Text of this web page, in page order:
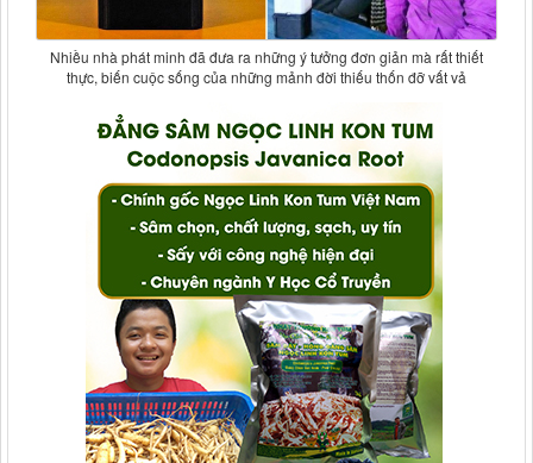
Nhiều nhà phát minh đã đưa ra những ý tưởng đơn giản mà rất thiết
thực, biến cuộc sống của những mảnh đời thiếu thốn đỡ vất vả